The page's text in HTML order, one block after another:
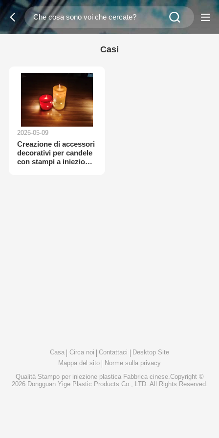
Casi
2026-05-09
Creazione di accessori
decorativi per candele
con stampi a iniezione
Casa Circa noi Contattaci
Desktop Site
Mappa del sito
Norme sulla privacy
Qualità Stampo per iniezione plasticaFabbrica cinese.Copyright ©
2026 Dongguan Yige Plastic Products Co., LTD. All Rights Reserved.